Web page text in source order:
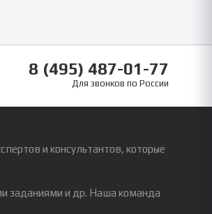
8 (495) 487-01-77
Для звонков по России
и консультантов, которые
заданиями и др. Наша команда